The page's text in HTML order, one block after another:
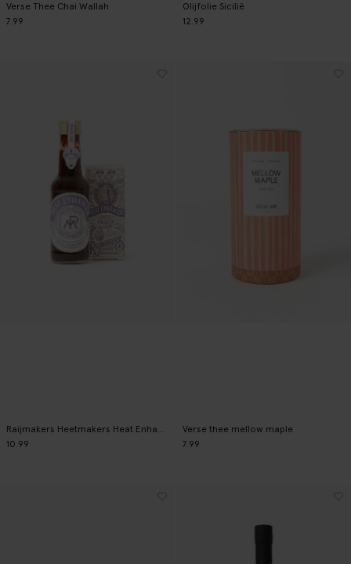
Verse Thee Chai Wallah
7.99
Olijfolie Sicilië
12.99
10.99
Verse thee mellow maple
7.99